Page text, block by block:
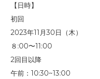
【日時】
初回
2023年11月30日（木）
８:00〜11:00
2回目以降
午前：10:30~13:00